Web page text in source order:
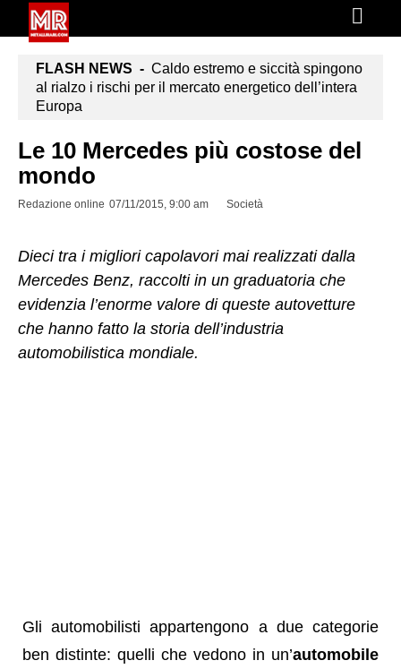
FLASH NEWS - Caldo estremo e siccità spingono
al rialzo i rischi per il mercato energetico dell’intera
Europa
Le 10 Mercedes più costose del
mondo
Redazione online 07/11/2015, 9:00 am Società
Dieci tra i migliori capolavori mai realizzati dalla
Mercedes Benz, raccolti in un graduatoria che
evidenzia l’enorme valore di queste autovetture
che hanno fatto la storia dell’industria
automobilistica mondiale.
Gli automobilisti appartengono a due categorie
ben distinte: quelli che vedono in un’automobile